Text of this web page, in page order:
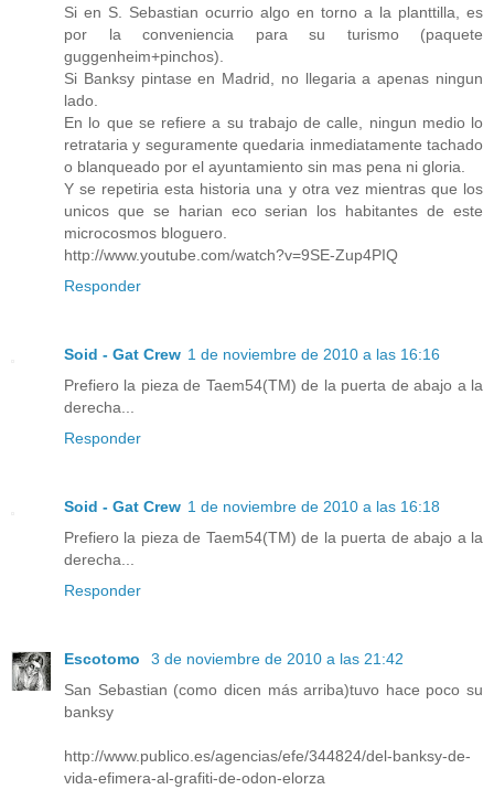
Si en S. Sebastian ocurrio algo en torno a la planttilla, es
por la conveniencia para su turismo (paquete
guggenheim+pinchos).
Si Banksy pintase en Madrid, no llegaria a apenas ningun
lado.
En lo que se refiere a su trabajo de calle, ningun medio lo
retrataria y seguramente quedaria inmediatamente tachado
o blanqueado por el ayuntamiento sin mas pena ni gloria.
Y se repetiria esta historia una y otra vez mientras que los
unicos que se harian eco serian los habitantes de este
microcosmos bloguero.
http://www.youtube.com/watch?v=9SE-Zup4PIQ
Responder
Soid - Gat Crew 1 de noviembre de 2010 a las 16:16
Prefiero la pieza de Taem54(TM) de la puerta de abajo a la
derecha...
Responder
Soid - Gat Crew 1 de noviembre de 2010 a las 16:18
Prefiero la pieza de Taem54(TM) de la puerta de abajo a la
derecha...
Responder
Escotomo
3 de noviembre de 2010 a las 21:42
San Sebastian (como dicen más arriba)tuvo hace poco su
banksy
http://www.publico.es/agencias/efe/344824/del-banksy-de-
vida-efimera-al-grafiti-de-odon-elorza